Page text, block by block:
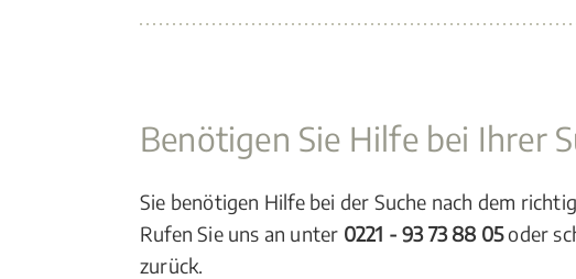
Benötigen Sie Hilfe bei Ihrer
Sie benötigen Hilfe bei der Suche nach dem
Rufen Sie uns an unter 0221 - 93 73 88 05oder
zurück.